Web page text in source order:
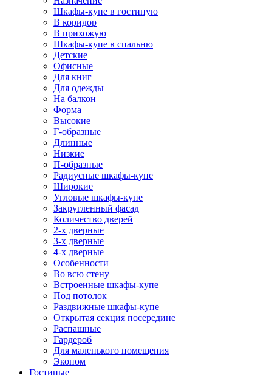
Шкафы-купе в гостиную
В коридор
В прихожую
Шкафы-купе в спальню
Детские
Офисные
Для книг
Для одежды
На балкон
Форма
Высокие
Г-образные
Длинные
Низкие
П-образные
Радиусные шкафы-купе
Широкие
Угловые шкафы-купе
Закругленный фасад
Количество дверей
2-х дверные
3-х дверные
4-х дверные
Особенности
Во всю стену
Встроенные шкафы-купе
Под потолок
Раздвижные шкафы-купе
Открытая секция посередине
Распашные
Гардероб
Для маленького помещения
Эконом
Гостиные